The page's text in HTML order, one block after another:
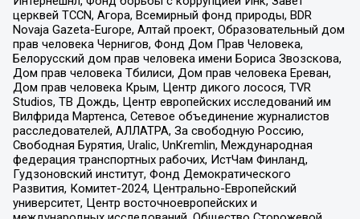
церквей TCCN, Агора, Всемирный фонд природы, BDR
Novaja Gazeta-Europe, Алтай проект, Образовательный дом
прав человека Чернигов, Фонд Дом Прав Человека,
Белорусский дом прав человека имени Бориса Звозскова,
Дом прав человека Тбилиси, Дом прав человека Ереван,
Дом прав человека Крым, Центр дикого лосося, TVR
Studios, ТВ Дождь, Центр европейских исследований им
Вилфрида Мартенса, Сетевое объединение журналистов
расследователей, АЛЛАТРА, За свободную Россию,
Свободная Бурятия, Uralic, UnKremlin, Международная
федерация транспортных рабочих, ИстЧам Финланд,
Гудзоновский институт, Фонд Демократического
Развития, Комитет-2024, Центрально-Европейский
университет, Центр восточноевропейских и